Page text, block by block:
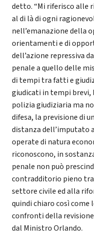
detto. “Mi riferisco alle
al di là di ogni
nell’emanazione della
orientamenti e di
dell’azione repressiva
penale a quello delle
di tempi tra fatti e
giudicati in tempi
polizia giudiziaria ma
difesa, la previsione di
distanza dell’imputato
operate di natura
riconoscono, in
penale non può
contradditorio pieno tra
settore civile ed alla
quindi chiaro così
confronti della
dal Ministro Orlando.